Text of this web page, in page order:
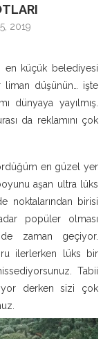
2019
en küçük belediyesi
düşünün… işte
dünyaya yayılmış.
da reklamını çok
en güzel yer
aşan ultra lüks
noktalarından birisi
popüler olması
zaman geçiyor.
ilerlerken lüks bir
Tabii
derken sizi çok